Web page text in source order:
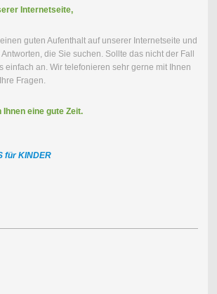
Internetseite,
guten Aufenthalt auf unserer Internetseite und
die Sie suchen. Sollte das nicht der Fall
einfach an. Wir telefonieren sehr gerne mit Ihnen
Fragen.
eine gute Zeit.
für KINDER